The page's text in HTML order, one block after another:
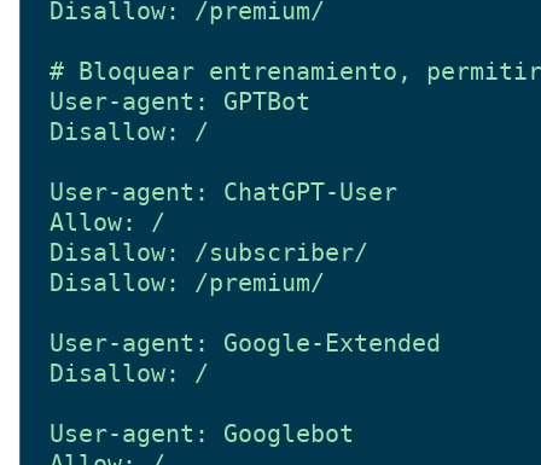
Disallow: /premium/
# Bloquear entrenamiento,
User-agent: GPTBot
Disallow: /
User-agent: ChatGPT-User
Allow: /
Disallow: /subscriber/
Disallow: /premium/
User-agent: Google-Extended
Disallow: /
User-agent: Googlebot